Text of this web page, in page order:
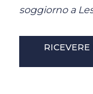
soggiorno a